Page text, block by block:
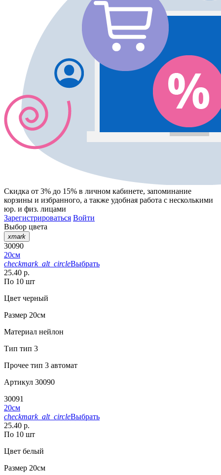
Скидка от 3% до 15% в личном кабинете, запоминание
корзины и избранного, а также удобная работа с несколькими
юр. и физ. лицами
Зарегистрироваться Войти
Выбор цвета
xmark
30090
20см
checkmark_alt_circleВыбрать
25.40 р.
По 10 шт
Цвет черный
Размер 20см
Материал нейлон
Тип тип 3
Прочее тип 3 автомат
Артикул 30090
30091
20см
checkmark_alt_circleВыбрать
25.40 р.
По 10 шт
Цвет белый
Размер 20см